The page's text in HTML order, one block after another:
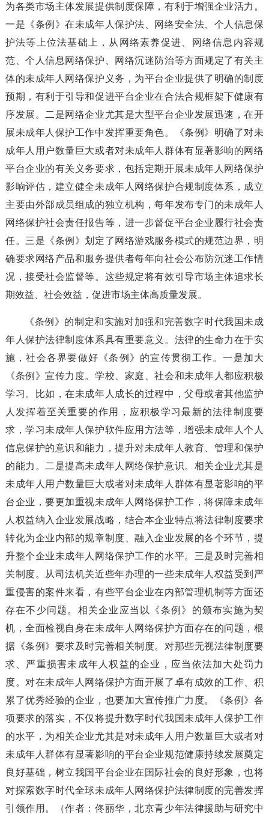
为各类市场主体发展提供制度保障，有利于增强企业活力。
一是《条例》在未成年人保护法、网络安全法、个人信息保
护法等上位法基础上，从网络素养促进、网络信息内容规
范、个人信息网络保护、网络沉迷防治等方面规定了有关主
体的未成年人网络保护义务，为平台企业提供了明确的制度
预期，有利于引导和促进平台企业在合法合规框架下健康有
序发展。二是网络企业尤其是大型平台企业发展迅速，在开
展未成年人保护工作中发挥重要角色。《条例》明确了对未
成年人用户数量巨大或者对未成年人群体有显著影响的网络
平台企业的有关义务要求，包括定期开展未成年人网络保护
影响评估，建立健全未成年人网络保护合规制度体系，成立
主要由外部成员组成的独立机构，每年发布专门的未成年人
网络保护社会责任报告等，进一步督促平台企业履行社会责
任。三是《条例》划定了网络游戏服务模式的规范边界，明
确要求网络产品和服务提供者每年向社会公布防沉迷工作情
况，接受社会监督等。这些规定将有效引导市场主体追求长
期效益、社会效益，促进市场主体高质量发展。
《条例》的制定和实施对加强和完善数字时代我国未成
年人保护法律制度体系具有重要意义。法律的生命力在于实
施，社会各界要做好《条例》的宣传贯彻工作。一是加大
《条例》宣传力度。学校、家庭、社会和未成年人都应积极
学习。比如，在未成年人成长的过程中，父母或者其他监护
人发挥着至关重要的作用，应积极学习最新的法律制度要
求，学习未成年人保护软件应用方法等，增强未成年人个人
信息保护的意识和能力，提升对未成年人教育、管理和保护
的能力。二是提高未成年人网络保护意识。相关企业尤其是
未成年人用户数量巨大或者对未成年人群体有显著影响的平
台企业，要更加重视未成年人网络保护工作，将保障未成年
人权益纳入企业发展战略，结合本企业特点将法律制度要求
转化为企业内部的规章制度、融入企业发展的各个环节，提
升整个企业未成年人网络保护工作的水平。三是及时完善相
关制度。从司法机关近些年办理的一些未成年人权益受到严
重侵害的案件来看，有些平台企业在内部管理机制等方面还
存在不少问题。相关企业应当以《条例》的颁布实施为契
机，全面检视自身在未成年人网络保护方面存在的问题，根
据《条例》要求及时完善相关制度。对那些无视法律制度要
求、严重损害未成年人权益的企业，应当依法加大处罚力
度。对在未成年人网络保护方面开展了卓有成效的工作、积
累了优秀经验的企业，也要加大宣传推广力度。《条例》各
项要求的落实，不仅将提升数字时代我国未成年人保护工作
的水平，为相关企业尤其是对未成年人用户数量巨大或者对
未成年人群体有显著影响的平台企业规范健康持续发展奠定
良好基础，树立我国平台企业在国际社会的良好形象，也将
对探索数字时代全球未成年人网络保护法律制度的完善发挥
引领作用。（作者：佟丽华，北京青少年法律援助与研究中